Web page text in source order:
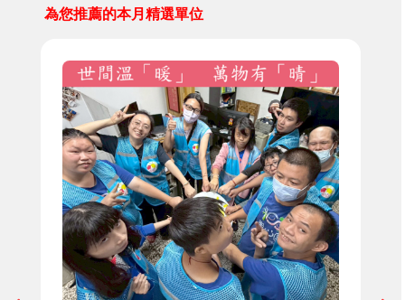
為您推薦的本月精選單位